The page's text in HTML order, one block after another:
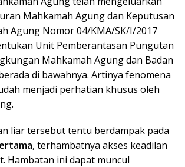
Mahkamah Agung dan Keputusan
Agung Nomor 04/KMA/SK/I/2017
Unit Pemberantasan Pungutan
Mahkamah Agung dan Badan
di bawahnya. Artinya fenomena
menjadi perhatian khusus oleh
liar tersebut tentu berdampak pada
, terhambatnya akses keadilan
Hambatan ini dapat muncul